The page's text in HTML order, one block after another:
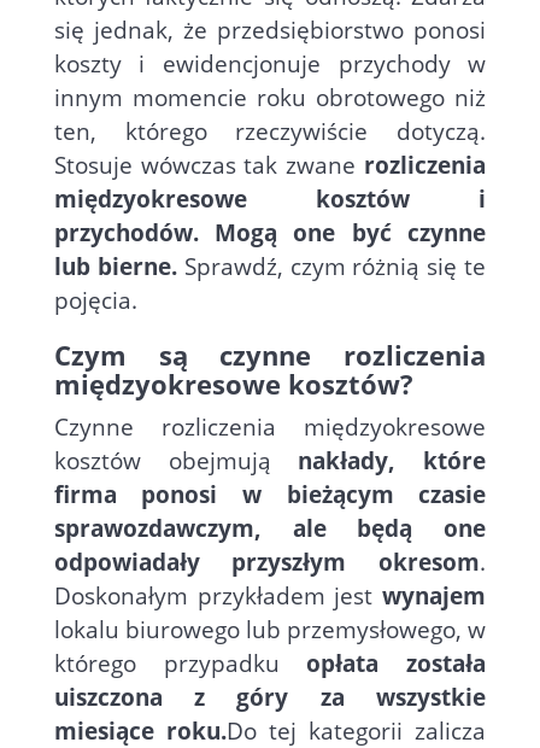
się jednak, że przedsiębiorstwo ponosi
koszty i ewidencjonuje przychody w
innym momencie roku obrotowego niż
ten, którego rzeczywiście dotyczą.
Stosuje wówczas tak zwane rozliczenia
międzyokresowe kosztów i
przychodów. Mogą one być czynne
lub bierne.Sprawdź, czym różnią się te
pojęcia.
Czym są czynne rozliczenia
międzyokresowe kosztów?
Czynne rozliczenia międzyokresowe
kosztów obejmują nakłady, które
firma ponosi w bieżącym czasie
sprawozdawczym, ale będą one
odpowiadały przyszłym okresom.
Doskonałym przykładem jestwynajem
lokalu biurowego lub przemysłowego, w
którego przypadku opłata została
uiszczona z góry za wszystkie
miesiące roku.Do tej kategorii zalicza